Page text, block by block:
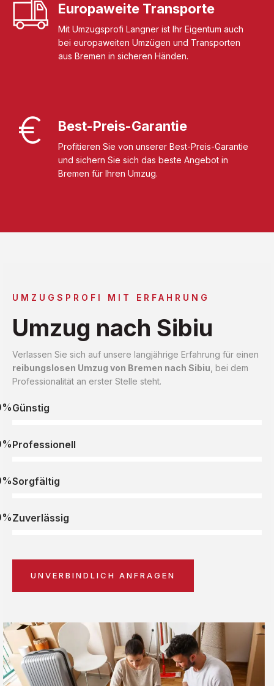
Europaweite Transporte
Mit Umzugsprofi Langner ist Ihr Eigentum auch
bei europaweiten Umzügen und Transporten
aus Bremen in sicheren Händen.
Best-Preis-Garantie
Profitieren Sie von unserer Best-Preis-Garantie
und sichern Sie sich das beste Angebot in
Bremen für Ihren Umzug.
UMZUGSPROFI MIT ERFAHRUNG
Umzug nach Sibiu
Verlassen Sie sich auf unsere langjährige Erfahrung für einen
reibungslosen Umzug von Bremen nach Sibiu , bei dem
Professionalität an erster Stelle steht.
Günstig
Professionell
Sorgfältig
Zuverlässig
UNVERBINDLICH ANFRAGEN